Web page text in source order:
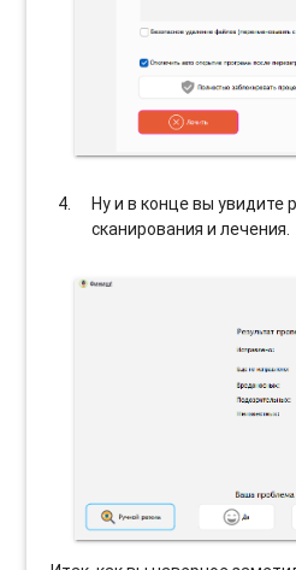
Ну и в конце вы увидите
сканирования и лечения.